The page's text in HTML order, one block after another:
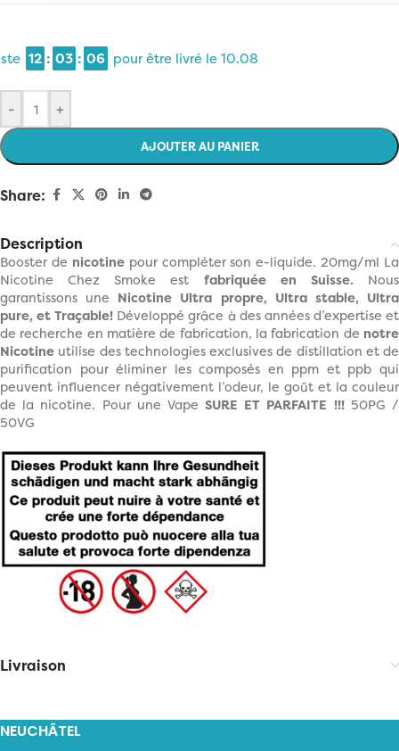
12 : 03 : 06 pour être livré le10.08
- +
AJOUTER AU PANIER
Share:
Description
Booster de nicotinepour compléter son e-liquide. 20mg/ml La
Nicotine Chez Smoke est fabriquée en Suisse.Nous
garantissons une Nicotine Ultra propre, Ultra stable, Ultra
pure, et Traçable! Développé grâce à des années d’expertise et
de recherche en matière de fabrication, la fabrication de notre
Nicotine utilise des technologies exclusives de distillation et de
purification pour éliminer les composés en ppm et ppb qui
peuvent influencer négativement l’odeur, le goût et la couleur
de la nicotine. Pour une VapeSURE ET PARFAITE !!!50PG /
50VG
Livraison
NEUCHÂTEL